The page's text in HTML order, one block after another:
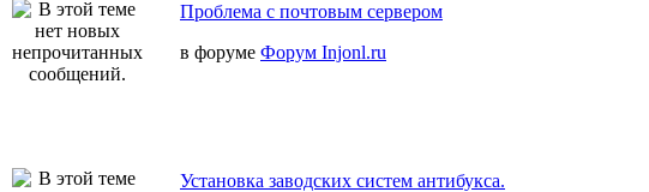
Проблема с почтовым сервером
в форуме Форум Injonl.ru
Установка заводских систем антибукса.